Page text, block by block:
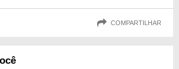
COMPARTILHAR